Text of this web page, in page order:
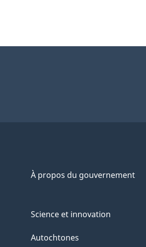
À propos du gouvernement
Science et innovation
Autochtones